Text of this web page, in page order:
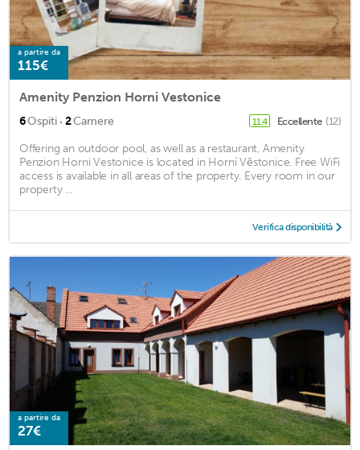
a partire da
115€
Amenity Penzion Horni Vestonice
6Ospiti · 2Camere 11,4 Eccellente (12)
Offering an outdoor pool, as well as a restaurant, Amenity
Penzion Horni Vestonice is located in Horní Věstonice. Free WiFi
access is available in all areas of the property. Every room in our
property ...
Verifica disponibilità
a partire da
27€